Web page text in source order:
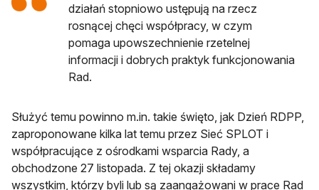
działań stopniowo ustępują na rzecz
rosnącej chęci współpracy, w czym
pomaga upowszechnienie rzetelnej
informacji i dobrych praktyk funkcjonowania
Rad.
Służyć temu powinno m.in. takie święto, jak Dzień RDPP,
zaproponowane kilka lat temu przez Sieć SPLOT i
współpracujące z ośrodkami wsparcia Rady, a
obchodzone 27 listopada. Z tej okazji składamy
wszystkim, którzy byli lub są zaangażowani w prace Rad